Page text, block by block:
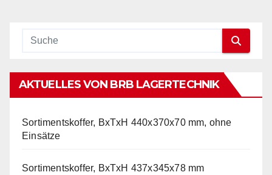
AKTUELLES VON BRB LAGERTECHNIK
Sortimentskoffer, BxTxH 440x370x70 mm, ohne
Einsätze
Sortimentskoffer, BxTxH 437x345x78 mm